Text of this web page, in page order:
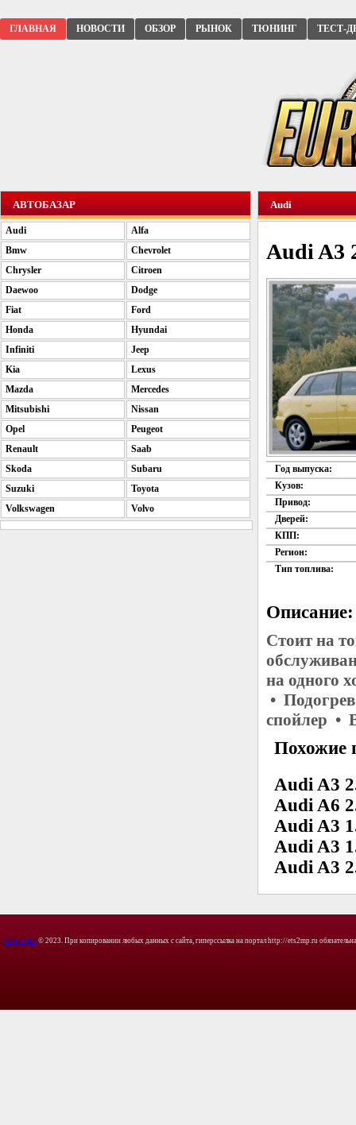
ГЛАВНАЯ НОВОСТИ ОБЗОР РЫНОК ТЮНИНГ ТЕСТ-
Audi
Audi A3
Год выпуска:
Кузов:
Привод:
Дверей:
КПП:
Регион:
Тип топлива:
Описание:
Стоит на
на одного
•
спойлер •
Похожие
Audi A3
Audi A6
Audi A3
Audi A3
Audi A3
АВТОБАЗАР
Audi
Alfa
Bmw
Chevrolet
Chrysler
Citroen
Daewoo
Dodge
Fiat
Ford
Honda
Hyundai
Infiniti
Jeep
Kia
Lexus
Mazda
Mercedes
Mitsubishi
Nissan
Opel
Peugeot
Renault
Saab
Skoda
Subaru
Suzuki
Toyota
Volkswagen
Volvo
Copyright © 2023. При копировании любых данных с сайта, гиперссылка на портал http://ets2mp.ru